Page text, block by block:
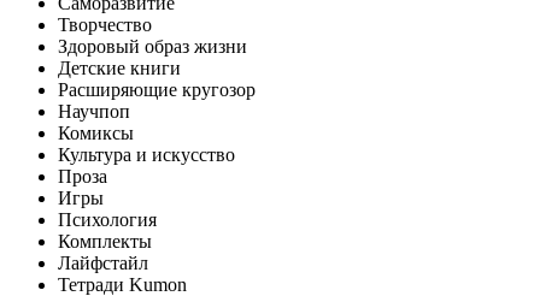
Творчество
Здоровый образ жизни
Детские книги
Расширяющие кругозор
Научпоп
Комиксы
Культура и искусство
Проза
Игры
Психология
Комплекты
Лайфстайл
Тетради Kumon